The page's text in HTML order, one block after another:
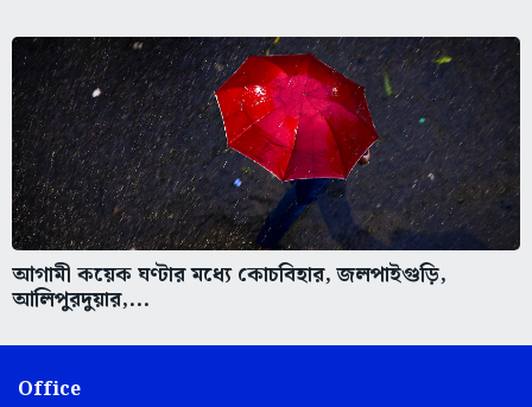
আগামী কয়েক ঘণ্টার মধ্যে কোচবিহার, জলপাইগুড়ি,
আলিপুরদুয়ার,...
Office